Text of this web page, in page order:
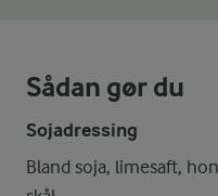
Sådan gør du
Sojadressing
Bland soja, limesaft,